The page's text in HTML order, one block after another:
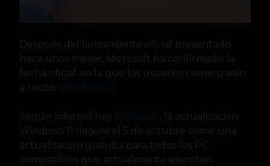
Después del lanzamiento oficial presentado
hace unos meses, Microsoft ha confirmado la
fecha oficial en la que los usuarios comenzarán
a recibir
Según informó hoy
, la actualización
Windows 11 llegará el 5 de octubre como una
actualización gratuita para todos los PC
compatibles que actualmente ejecutan